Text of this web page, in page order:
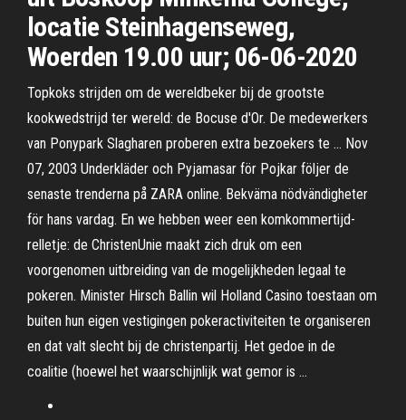
locatie Steinhagenseweg,
Woerden 19.00 uur; 06-06-2020
Topkoks strijden om de wereldbeker bij de grootste
kookwedstrijd ter wereld: de Bocuse d'Or. De medewerkers
van Ponypark Slagharen proberen extra bezoekers te … Nov
07, 2003 Underkläder och Pyjamasar för Pojkar följer de
senaste trenderna på ZARA online. Bekväma nödvändigheter
för hans vardag. En we hebben weer een komkommertijd-
relletje: de ChristenUnie maakt zich druk om een
voorgenomen uitbreiding van de mogelijkheden legaal te
pokeren. Minister Hirsch Ballin wil Holland Casino toestaan om
buiten hun eigen vestigingen pokeractiviteiten te organiseren
en dat valt slecht bij de christenpartij. Het gedoe in de
coalitie (hoewel het waarschijnlijk wat gemor is …